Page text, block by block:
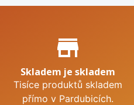
Proč nakupovat u nás?
store_mall_directory
Skladem je skladem
Tisíce produktů skladem
přímo v Pardubicích.